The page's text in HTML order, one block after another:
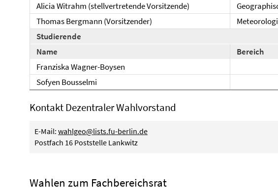
Alicia Witrahm (stellvertretende Vorsitzende)
Thomas Bergmann (Vorsitzender)
Studierende
Name
Bereich
Franziska Wagner-Boysen
Sofyen Bousselmi
Kontakt Dezentraler Wahlvorstand
E-Mail: wahlgeo@lists.fu-berlin.de
Postfach 16 Poststelle Lankwitz
Wahlen zum Fachbereichsrat